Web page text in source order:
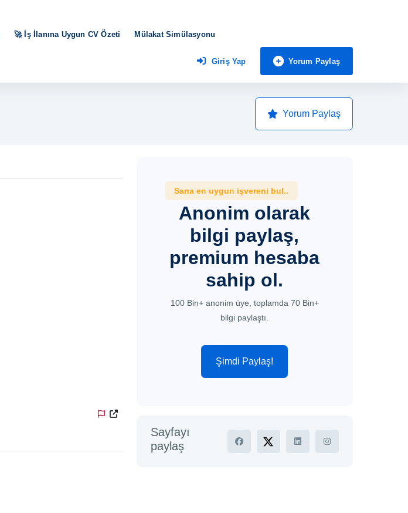
🚀 İş İlanına Uygun CV Özeti Mülakat Simülasyonu
Giriş Yap Yorum Paylaş
Yorum Paylaş
Sana en uygun işvereni bul..
Anonim olarak
bilgi paylaş,
premium hesaba
sahip ol.
100 Bin+ anonim üye, toplamda 70 Bin+
bilgi paylaştı.
Şimdi Paylaş!
Sayfayı
paylaş